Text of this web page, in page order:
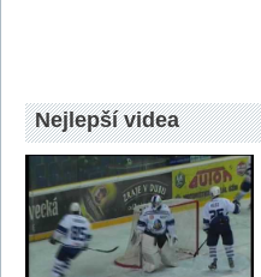
Nejlepší videa